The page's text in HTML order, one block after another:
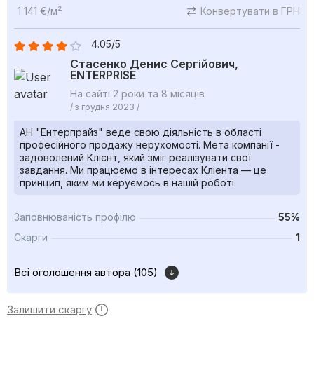
1 141 €/м² Конвертувати в ГРН
4.05/5
Стасенко Денис Сергійович,
ENTERPRISE
На сайті 2 роки та 8 місяців
/ з грудня 2023 /
АН "Ентерпрайз" веде свою діяльність в області
професійного продажу нерухомості. Мета компанії -
задоволений Клієнт, який зміг реалізувати свої
завдання. Ми працюємо в інтересах Кліента — це
принцип, яким ми керуємось в нашій роботі.
Заповнюваність профілю
55%
Скарги
1
Всі оголошення автора (105)
Залишити скаргу